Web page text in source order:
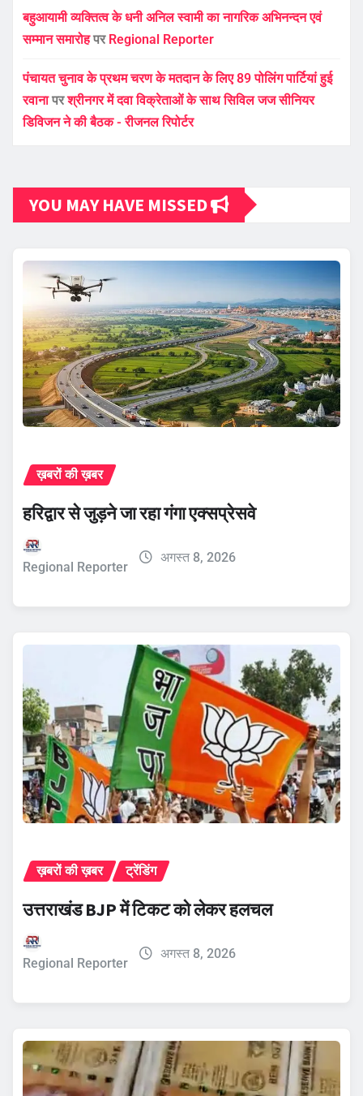
बहुआयामी व्यक्तित्व के धनी अनिल स्वामी का नागरिक अभिनन्दन एवं
सम्मान समारोहपर Regional Reporter
पंचायत चुनाव के प्रथम चरण के मतदान के लिए 89 पोलिंग पार्टियां हुई
रवानापरश्रीनगर में दवा विक्रेताओं के साथ सिविल जज सीनियर
डिविजन ने की बैठक - रीजनल रिपोर्टर
YOU MAY HAVE MISSED
ख़बरों की ख़बर
हरिद्वार से जुड़ने जा रहा गंगा एक्सप्रेसवे
Regional Reporter
अगस्त 8, 2026
ख़बरों की ख़बर ट्रेंडिंग
उत्तराखंड BJP में टिकट को लेकर हलचल
Regional Reporter
अगस्त 8, 2026